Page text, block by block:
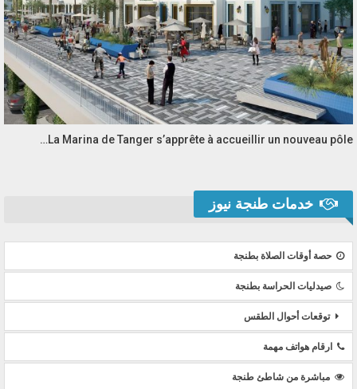
La Marina de Tanger s’apprête à accueillir un nouveau pôle…
خدمات طنجة نيوز
حصة أوقات الصلاة بطنجة
صيدليات الحراسة بطنجة
توقعات أحوال الطقس
ارقام هواتف مهمة
مباشرة من شاطئ طنجة